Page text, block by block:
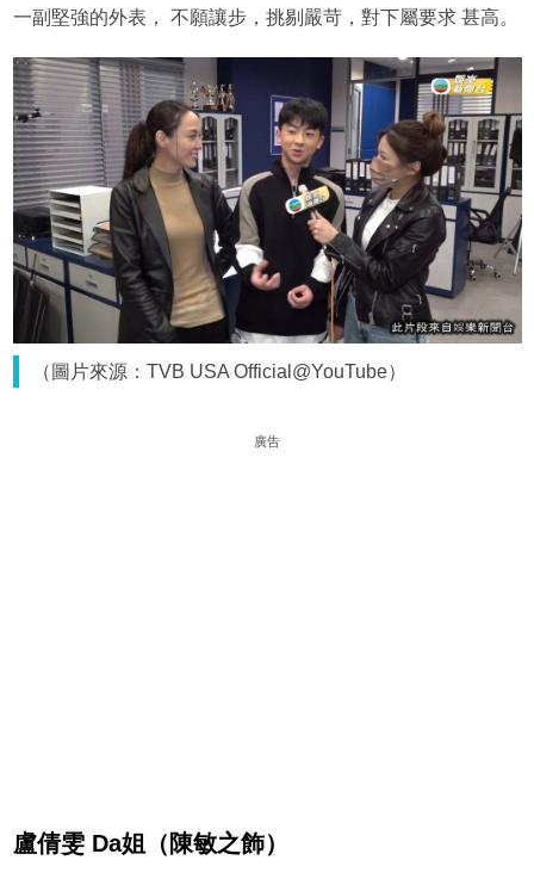
一副堅強的外表， 不願讓步，挑剔嚴苛，對下屬要求 甚高。
（圖片來源：TVB USA Official@YouTube）
廣告
盧倩雯 Da姐（ 陳敏之飾）